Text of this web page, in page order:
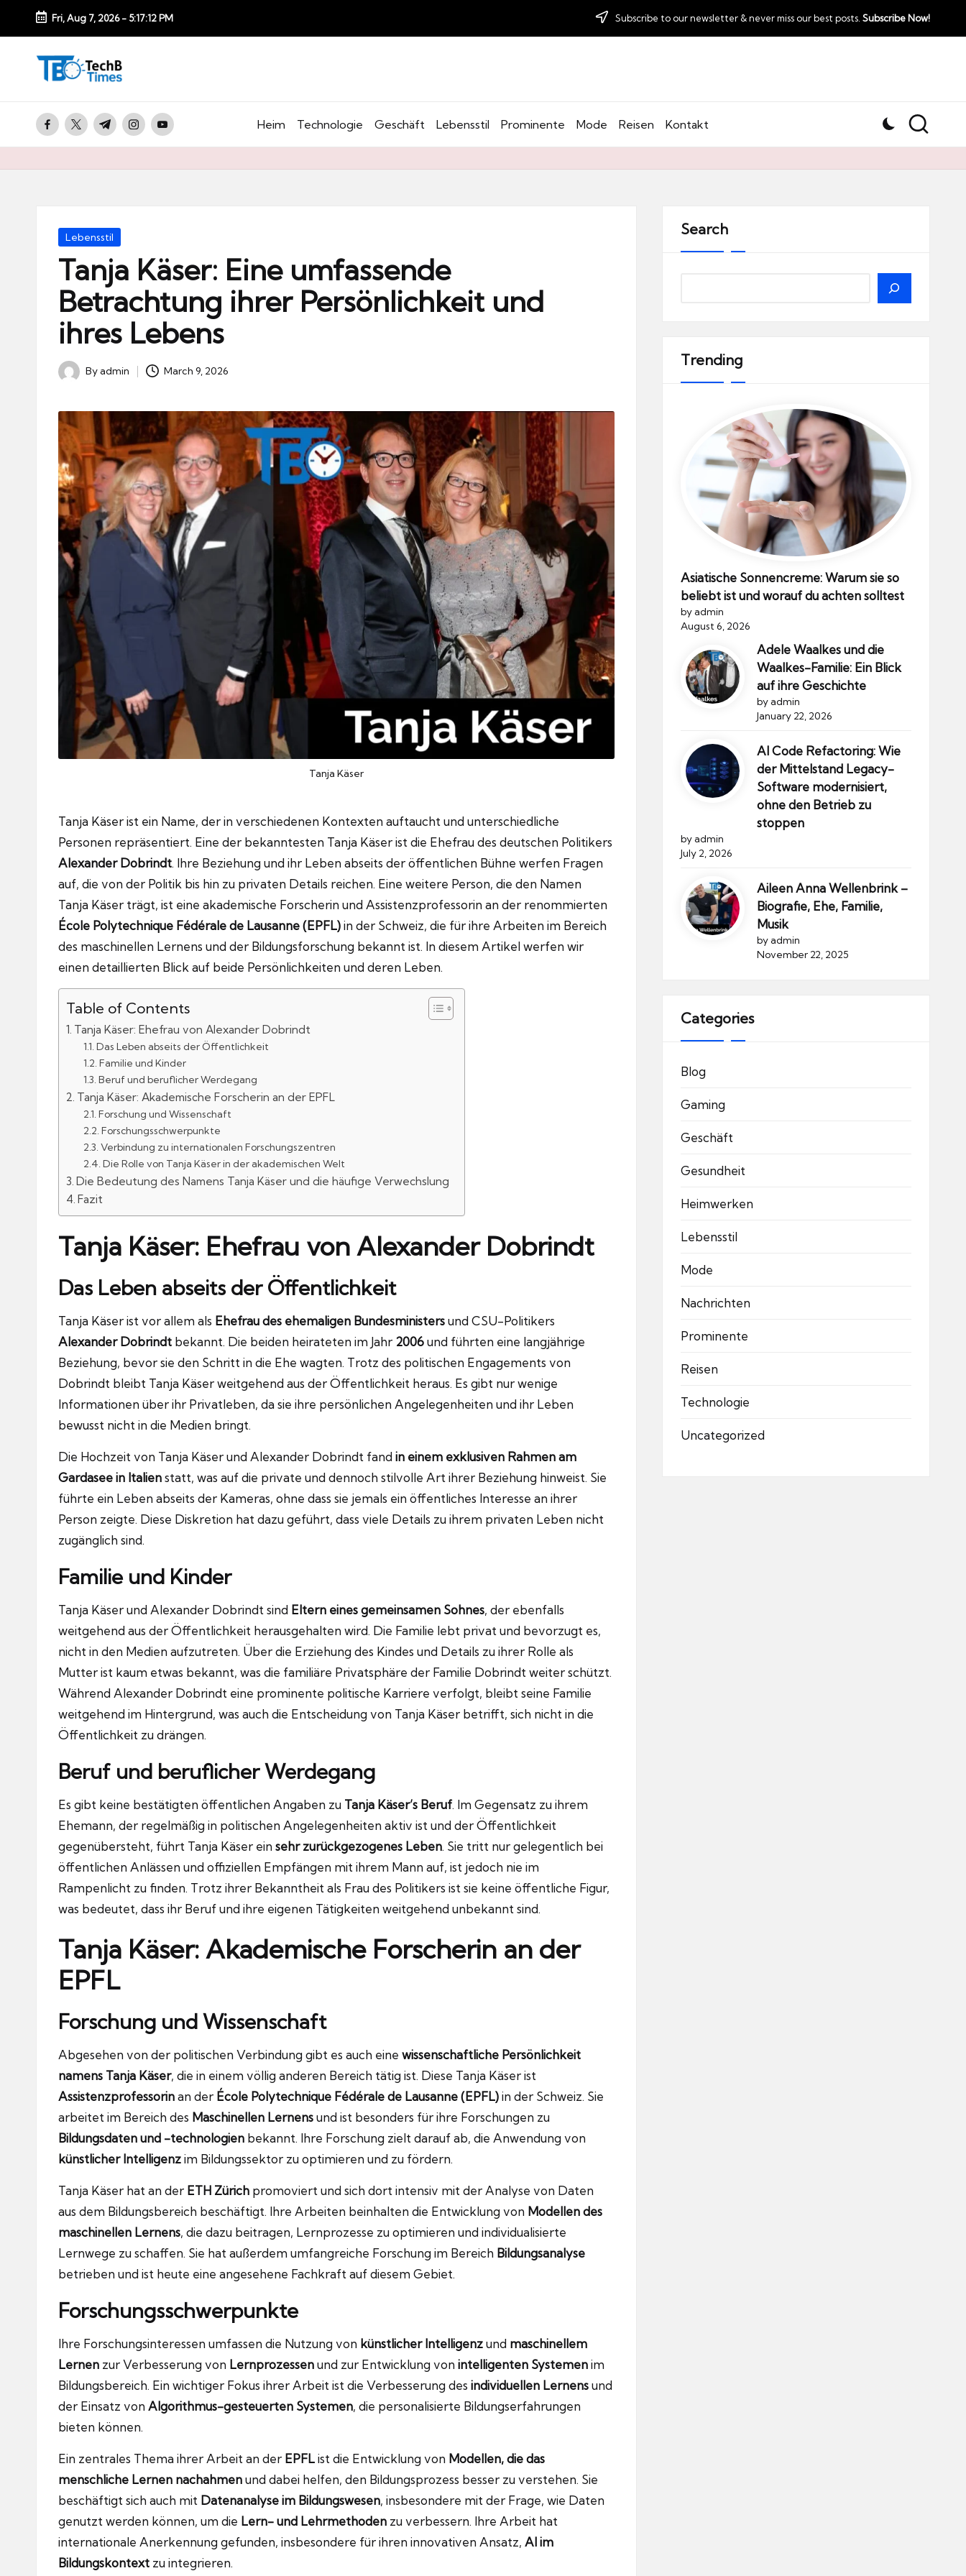
Skip
content
Fri, Aug 7, 2026- 5:17:13 PM Subscribe to our newsletter & never miss our best posts. Subscribe Now!
T
e
c
h
facebook.com
twitter.com
t.me instagram.com
youtube.com Heim Technologie Geschäft Lebensstil Prominente Mode Reisen Kontakt
Posted
Lebensstil
Tanja Käser: Eine umfassende
Betrachtung ihrer Persönlichkeit und
ihres Lebens
Posted
Byadmin March 9, 2026
Tanja Käser
Tanja Käser ist ein Name, der in verschiedenen Kontexten auftaucht und unterschiedliche
Personen repräsentiert. Eine der bekanntesten Tanja Käser ist die Ehefrau des deutschen Politikers
Alexander Dobrindt. Ihre Beziehung und ihr Leben abseits der öffentlichen Bühne werfen Fragen
auf, die von der Politik bis hin zu privaten Details reichen. Eine weitere Person, die den Namen
Tanja Käser trägt, ist eine akademische Forscherin und Assistenzprofessorin an der renommierten
École Polytechnique Fédérale de Lausanne (EPFL)in der Schweiz, die für ihre Arbeiten im Bereich
des maschinellen Lernens und der Bildungsforschung bekannt ist. In diesem Artikel werfen wir
einen detaillierten Blick auf beide Persönlichkeiten und deren Leben.
Table of Contents
Tanja Käser: Ehefrau von Alexander Dobrindt
Das Leben abseits der Öffentlichkeit
Familie und Kinder
Beruf und beruflicher Werdegang
Tanja Käser: Akademische Forscherin an der EPFL
Forschung und Wissenschaft
Forschungsschwerpunkte
Verbindung zu internationalen Forschungszentren
Die Rolle von Tanja Käser in der akademischen Welt
Die Bedeutung des Namens Tanja Käser und die häufige Verwechslung
Fazit
Tanja Käser: Ehefrau von Alexander Dobrindt
Das Leben abseits der Öffentlichkeit
Tanja Käser ist vor allem als Ehefrau des ehemaligen Bundesministersund CSU-Politikers
Alexander Dobrindt bekannt. Die beiden heirateten im Jahr 2006und führten eine langjährige
Beziehung, bevor sie den Schritt in die Ehe wagten. Trotz des politischen Engagements von
Dobrindt bleibt Tanja Käser weitgehend aus der Öffentlichkeit heraus. Es gibt nur wenige
Informationen über ihr Privatleben, da sie ihre persönlichen Angelegenheiten und ihr Leben
bewusst nicht in die Medien bringt.
Die Hochzeit von Tanja Käser und Alexander Dobrindt fand in einem exklusiven Rahmen am
Gardasee in Italienstatt, was auf die private und dennoch stilvolle Art ihrer Beziehung hinweist. Sie
führte ein Leben abseits der Kameras, ohne dass sie jemals ein öffentliches Interesse an ihrer
Person zeigte. Diese Diskretion hat dazu geführt, dass viele Details zu ihrem privaten Leben nicht
zugänglich sind.
Familie und Kinder
Tanja Käser und Alexander Dobrindt sind Eltern eines gemeinsamen Sohnes, der ebenfalls
weitgehend aus der Öffentlichkeit herausgehalten wird. Die Familie lebt privat und bevorzugt es,
nicht in den Medien aufzutreten. Über die Erziehung des Kindes und Details zu ihrer Rolle als
Mutter ist kaum etwas bekannt, was die familiäre Privatsphäre der Familie Dobrindt weiter schützt.
Während Alexander Dobrindt eine prominente politische Karriere verfolgt, bleibt seine Familie
weitgehend im Hintergrund, was auch die Entscheidung von Tanja Käser betrifft, sich nicht in die
Öffentlichkeit zu drängen.
Beruf und beruflicher Werdegang
Es gibt keine bestätigten öffentlichen Angaben zu Tanja Käser’s Beruf. Im Gegensatz zu ihrem
Ehemann, der regelmäßig in politischen Angelegenheiten aktiv ist und der Öffentlichkeit
gegenübersteht, führt Tanja Käser ein sehr zurückgezogenes Leben. Sie tritt nur gelegentlich bei
öffentlichen Anlässen und offiziellen Empfängen mit ihrem Mann auf, ist jedoch nie im
Rampenlicht zu finden. Trotz ihrer Bekanntheit als Frau des Politikers ist sie keine öffentliche Figur,
was bedeutet, dass ihr Beruf und ihre eigenen Tätigkeiten weitgehend unbekannt sind.
Tanja Käser: Akademische Forscherin an der
EPFL
Forschung und Wissenschaft
Abgesehen von der politischen Verbindung gibt es auch eine wissenschaftliche Persönlichkeit
namens Tanja Käser, die in einem völlig anderen Bereich tätig ist. Diese Tanja Käser ist
Assistenzprofessorinan der École Polytechnique Fédérale de Lausanne (EPFL)in der Schweiz. Sie
arbeitet im Bereich des Maschinellen Lernensund ist besonders für ihre Forschungen zu
Bildungsdaten und -technologien bekannt. Ihre Forschung zielt darauf ab, die Anwendung von
künstlicher Intelligenzim Bildungssektor zu optimieren und zu fördern.
Tanja Käser hat an der ETH Zürich promoviert und sich dort intensiv mit der Analyse von Daten
aus dem Bildungsbereich beschäftigt. Ihre Arbeiten beinhalten die Entwicklung von Modellen des
maschinellen Lernens, die dazu beitragen, Lernprozesse zu optimieren und individualisierte
Lernwege zu schaffen. Sie hat außerdem umfangreiche Forschung im Bereich Bildungsanalyse
betrieben und ist heute eine angesehene Fachkraft auf diesem Gebiet.
Forschungsschwerpunkte
Ihre Forschungsinteressen umfassen die Nutzung von künstlicher Intelligenzund maschinellem
Lernen zur Verbesserung von Lernprozessenund zur Entwicklung von intelligenten Systemenim
Bildungsbereich. Ein wichtiger Fokus ihrer Arbeit ist die Verbesserung des individuellen Lernensund
der Einsatz von Algorithmus-gesteuerten Systemen, die personalisierte Bildungserfahrungen
bieten können.
Ein zentrales Thema ihrer Arbeit an der EPFList die Entwicklung von Modellen, die das
menschliche Lernen nachahmenund dabei helfen, den Bildungsprozess besser zu verstehen. Sie
beschäftigt sich auch mit Datenanalyse im Bildungswesen, insbesondere mit der Frage, wie Daten
genutzt werden können, um die Lern- und Lehrmethoden zu verbessern. Ihre Arbeit hat
internationale Anerkennung gefunden, insbesondere für ihren innovativen Ansatz, AI im
Bildungskontext zu integrieren.
Search
Trending
Asiatische Sonnencreme: Warum sie so
beliebt ist und worauf du achten solltest
by admin
August 6, 2026
Adele Waalkes und die
Waalkes-Familie: Ein Blick
auf ihre Geschichte
by admin
January 22, 2026
AI Code Refactoring: Wie
der Mittelstand Legacy-
Software modernisiert,
ohne den Betrieb zu
stoppen
by admin
July 2, 2026
Aileen Anna Wellenbrink –
Biografie, Ehe, Familie,
Musik
by admin
November 22, 2025
Categories
Blog
Gaming
Geschäft
Gesundheit
Heimwerken
Lebensstil
Mode
Nachrichten
Prominente
Reisen
Technologie
Uncategorized